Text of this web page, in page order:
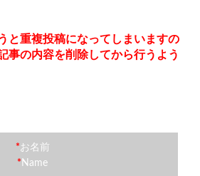
と重複投稿になってしまいますの
事の内容を削除してから行うよう
*お名前
* Name